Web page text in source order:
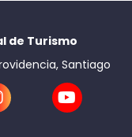
de Turismo
Santiago